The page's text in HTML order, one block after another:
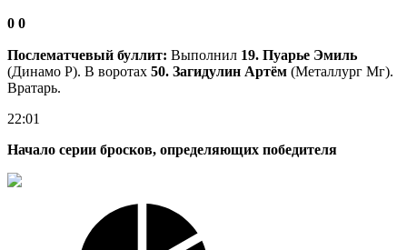
0 0
Послематчевый буллит: Выполнил 19. Пуарье Эмиль
(Динамо Р). В воротах 50. Загидулин Артём (Металлург Мг).
Вратарь.
22:01
Начало серии бросков, определяющих победителя